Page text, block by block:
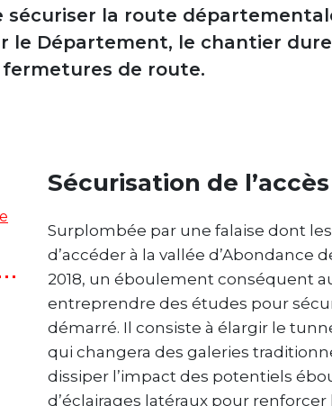
sécuriser la route
le Département, le chantier
fermetures de route.
Sécurisation de
Surplombée par une falaise dont
d’accéder à la vallée d’Abondance
2018, un éboulement conséquent
entreprendre des études pour
démarré. Il consiste à élargir le
qui changera des galeries
dissiper l’impact des potentiels
d’éclairages latéraux pour